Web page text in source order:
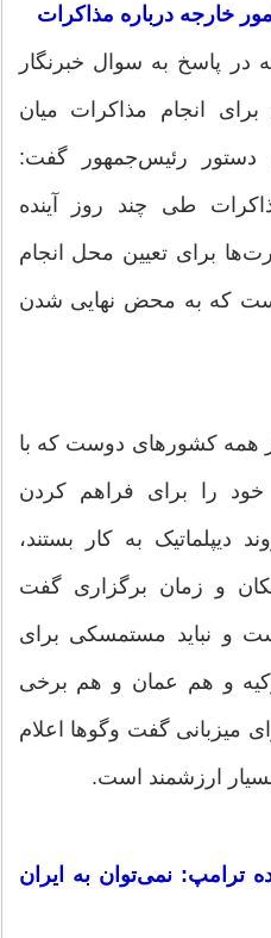
خارجه درباره مذاکرات
پاسخ به سوال خبرنگار
برای انجام مذاکرات میان
دستور رئیس‌جمهور گفت:
طی چند روز آینده
برای تعیین محل انجام
که به محض نهایی شدن
همه کشورهای دوست که با
را برای فراهم کردن
دیپلماتیک به کار بستند،
و زمان برگزاری گفت
و نباید مستمسکی برای
و هم عمان و هم برخی
میزبانی گفت وگوها اعلام
ارزشمند است.
ترامپ: نمی‌توان به ایران